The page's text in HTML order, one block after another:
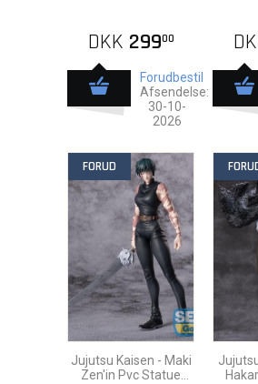
DKK 29900
Forudbestil
Afsendelse:
30-10-
2026
FORUD
Jujutsu Kaisen - Maki
Zen'in Pvc Statue